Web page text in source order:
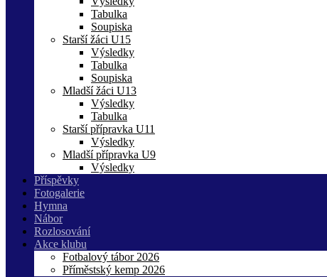
Tabulka
Soupiska
Starší žáci U15
Výsledky
Tabulka
Soupiska
Mladší žáci U13
Výsledky
Tabulka
Starší přípravka U11
Výsledky
Mladší přípravka U9
Výsledky
Příspěvky
Fotogalerie
Hymna
Nábor
Rozlosování
Akce klubu
Fotbalový tábor 2026
Příměstský kemp 2026